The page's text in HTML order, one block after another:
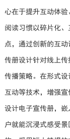
心在于提升互动体
阅读习惯以碎片化
点，通过创新的互
传册设计针对线上
传播策略。在形式设
互动等技术，增强
设计电子宣传册，嵌
户就能沉浸式感受